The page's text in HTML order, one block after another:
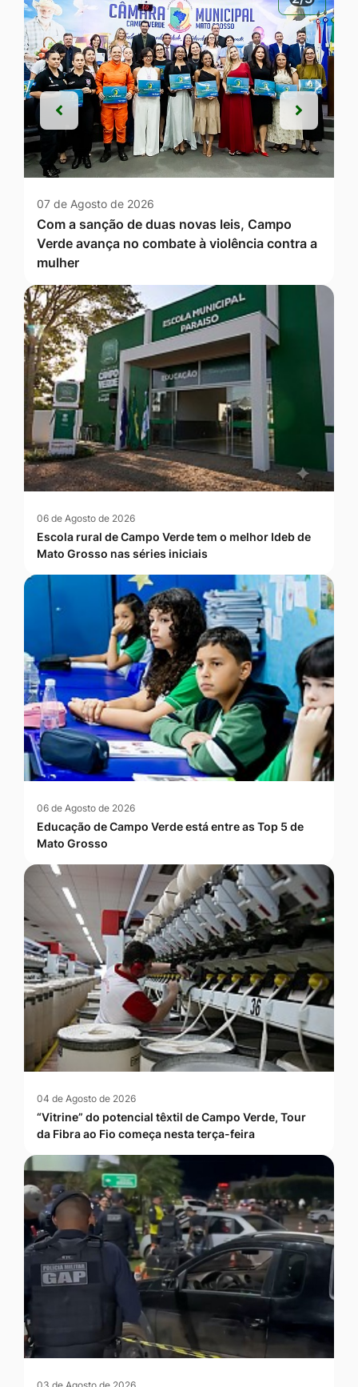
07 de Agosto de 2026
Com a sanção de duas novas leis, Campo
Verde avança no combate à violência contra a
mulher
Anterior
Anterior Próxima
06 de Agosto de 2026
Escola rural de Campo Verde tem o melhor Ideb de
Mato Grosso nas séries iniciais
06 de Agosto de 2026
Educação de Campo Verde está entre as Top 5 de
Mato Grosso
04 de Agosto de 2026
“Vitrine” do potencial têxtil de Campo Verde, Tour
da Fibra ao Fio começa nesta terça-feira